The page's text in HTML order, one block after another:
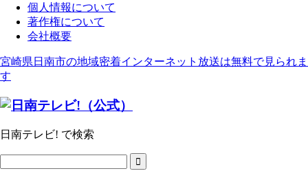
個人情報について
著作権について
会社概要
宮崎県日南市の地域密着インターネット放送は無料で見られま
す
日南テレビ! で検索